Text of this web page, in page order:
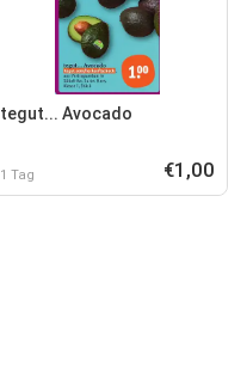
tegut... Avocado
1 Tag €1,00